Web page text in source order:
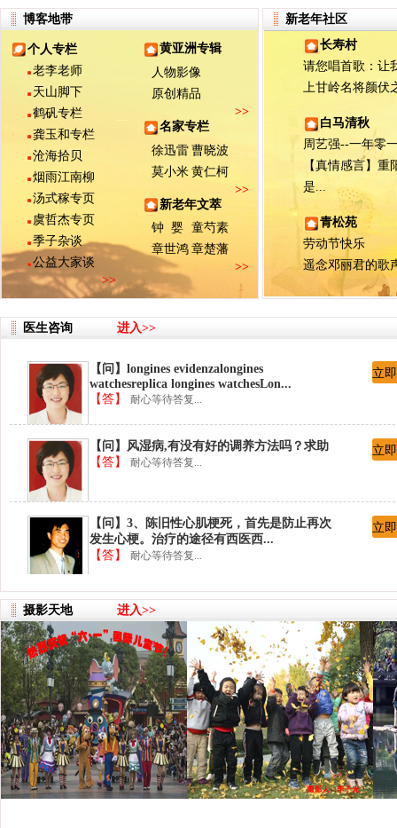
博客地带
个人专栏
老李老师
天山脚下
鹤矾专栏
龚玉和专栏
沧海拾贝
烟雨江南柳
汤式稼专页
虞哲杰专页
季子杂谈
公益大家谈
>>
黄亚洲专辑
人物影像
原创精品
>>
名家专栏
徐迅雷 曹晓波
莫小米 黄仁柯
>>
新老年文萃
钟 婴 童芍素
章世鸿 章楚藩
>>
新老年社区
长寿村
请您唱首歌：让
上甘岭名将颜伏
白马清秋
周艺强--一年零
【真情感言】重
是...
青松苑
劳动节快乐
遥念邓丽君的歌
医生咨询 进入>>
【问】longines evidenzalongines
watchesreplica longines watchesLon...
【答】 耐心等待答复...
立
【问】风湿病,有没有好的调养方法吗？求助
【答】 耐心等待答复...
立
【问】3、陈旧性心肌梗死，首先是防止再次
发生心梗。治疗的途径有西医西...
【答】 耐心等待答复...
立
【问】2、我不明白你询问的内容：心绞痛、
胸闷是有还是没有？有，则需要...
【答】耐心等待答复...
【问】1、咳嗽的小孩多大？假如不合适服
药，可以吃梨膏糖止咳。
【答】耐心等待答复...
立
【问】陈医生，您好！中医传统手法救治心
绞痛、胸闷，有没有好的保健方...
【答】耐心等待答复...
立
摄影天地 进入>>